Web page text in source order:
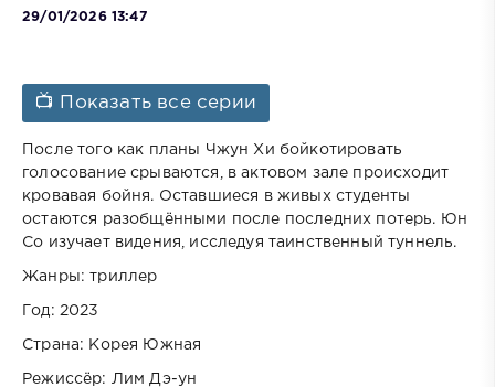
29/01/2026 13:47
📺 Показать все серии
После того как планы Чжун Хи бойкотировать
голосование срываются, в актовом зале происходит
кровавая бойня. Оставшиеся в живых студенты
остаются разобщёнными после последних потерь. Юн
Со изучает видения, исследуя таинственный туннель.
Жанры: триллер
Год: 2023
Страна: Корея Южная
Режиссёр: Лим Дэ-ун